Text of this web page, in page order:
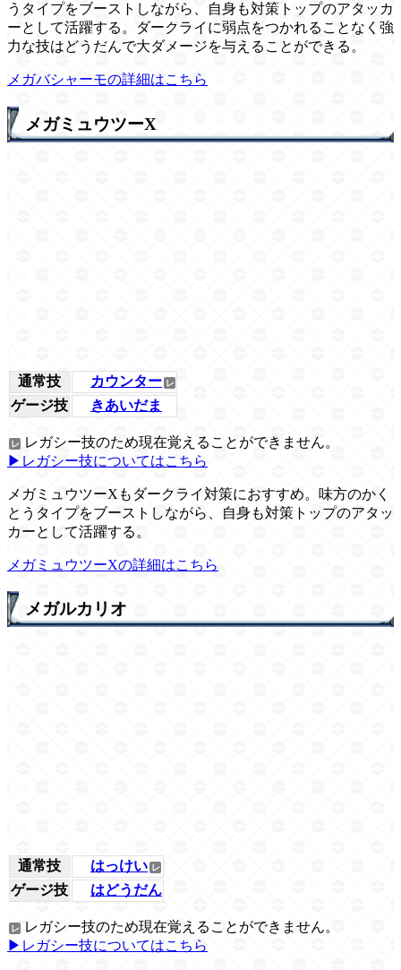
うタイプをブーストしながら、自身も対策トップのアタッカ
ーとして活躍する。ダークライに弱点をつかれることなく強
力な技はどうだんで大ダメージを与えることができる。
メガバシャーモの詳細はこちら
メガミュウツーX
通常技
カウンター
ゲージ技
きあいだま
レガシー技のため現在覚えることができません。
▶レガシー技についてはこちら
メガミュウツーXもダークライ対策におすすめ。味方のかく
とうタイプをブーストしながら、自身も対策トップのアタッ
カーとして活躍する。
メガミュウツーXの詳細はこちら
メガルカリオ
通常技
はっけい
ゲージ技
はどうだん
レガシー技のため現在覚えることができません。
▶レガシー技についてはこちら